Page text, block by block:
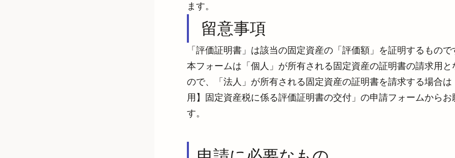
ます。
留意事項
「評価証明書」は該当の固定資産の「評価額」を証明するもので
本フォームは「個人」が所有される固定資産の証明書の請求用と
ので、「法人」が所有される固定資産の証明書を請求する場合は
用】固定資産税に係る評価証明書の交付」の申請フォームからお
す。